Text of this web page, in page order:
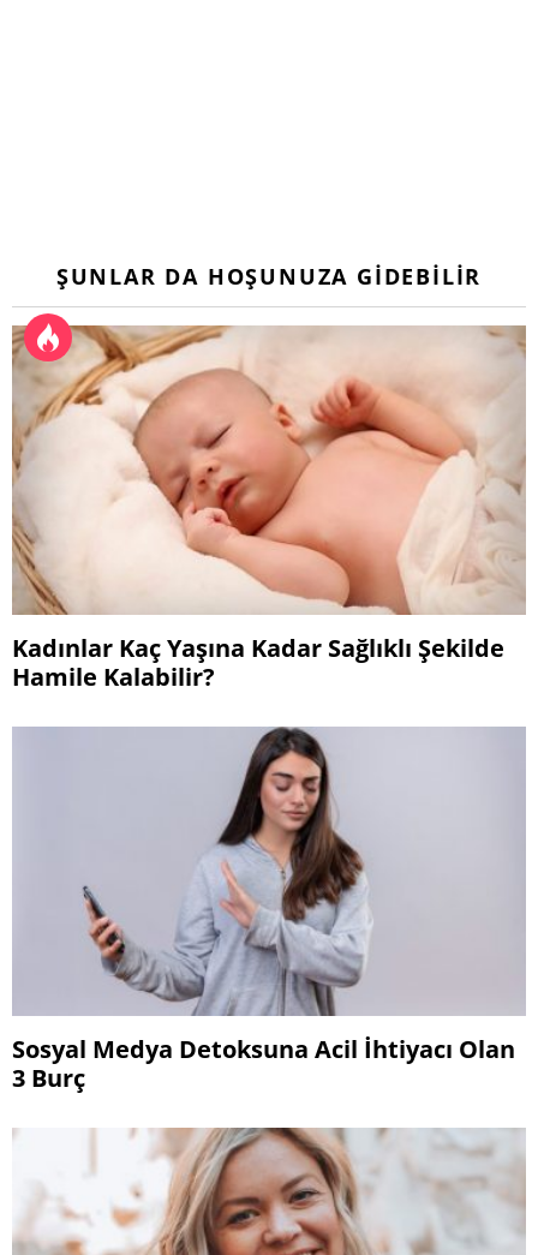
ŞUNLAR DA HOŞUNUZA GIDEBILIR
Kadınlar Kaç Yaşına Kadar Sağlıklı Şekilde
Hamile Kalabilir?
Sosyal Medya Detoksuna Acil İhtiyacı Olan
3 Burç